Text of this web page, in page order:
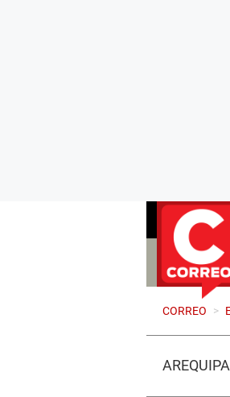
CORREO >
AREQUIPA